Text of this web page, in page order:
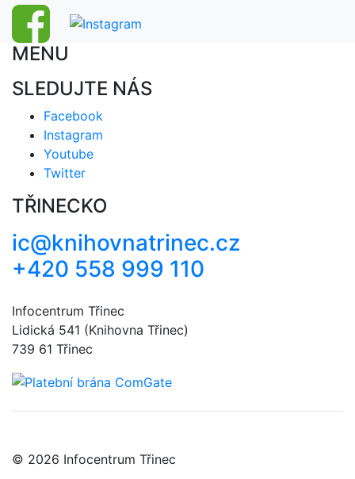
MENU
SLEDUJTE NÁS
Facebook
Instagram
Youtube
Twitter
TŘINECKO
ic@knihovnatrinec.cz
+420 558 999 110
Infocentrum Třinec
Lidická 541 (Knihovna Třinec)
739 61 Třinec
© 2026 Infocentrum Třinec